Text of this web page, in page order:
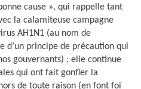
cause », qui rappelle tant
la calamiteuse campagne
AH1N1 (au nom de
d’un principe de précaution qui
gouvernants) ; elle continue
qui ont fait gonfler la
de toute raison (en font foi